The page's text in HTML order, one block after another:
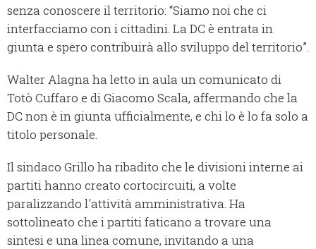
senza conoscere il territorio: “Siamo noi che ci
interfacciamo con i cittadini. La DC è entrata in
giunta e spero contribuirà allo sviluppo del territorio”.
Walter Alagna ha letto in aula un comunicato di
Totò Cuffaro e di Giacomo Scala, affermando che la
DC non è in giunta ufficialmente, e chi lo è lo fa solo a
titolo personale.
Il sindaco Grillo ha ribadito che le divisioni interne ai
partiti hanno creato cortocircuiti, a volte
paralizzando l'attività amministrativa. Ha
sottolineato che i partiti faticano a trovare una
sintesi e una linea comune, invitando a una